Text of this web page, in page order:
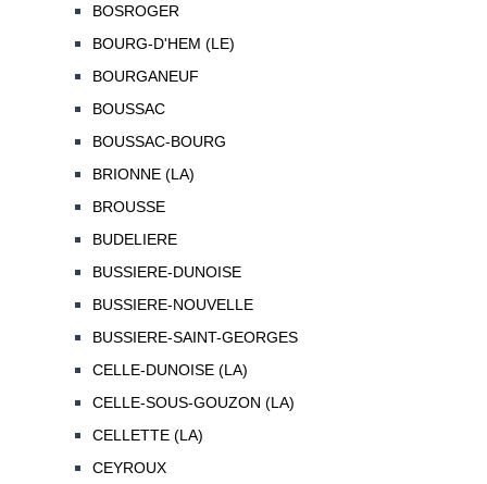
BOSROGER
BOURG-D'HEM (LE)
BOURGANEUF
BOUSSAC
BOUSSAC-BOURG
BRIONNE (LA)
BROUSSE
BUDELIERE
BUSSIERE-DUNOISE
BUSSIERE-NOUVELLE
BUSSIERE-SAINT-GEORGES
CELLE-DUNOISE (LA)
CELLE-SOUS-GOUZON (LA)
CELLETTE (LA)
CEYROUX